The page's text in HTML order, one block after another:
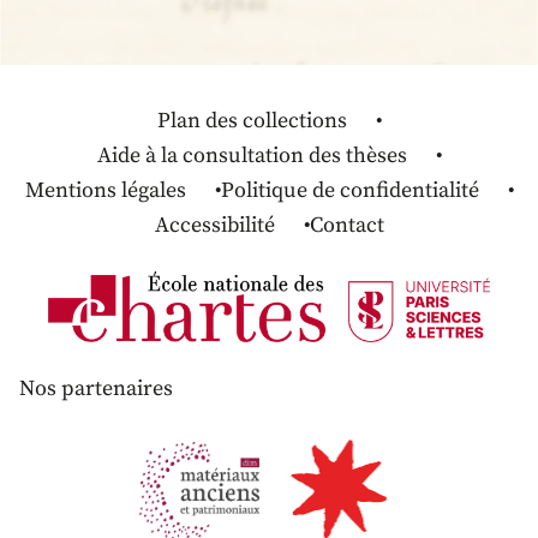
Plan des collections
Aide à la consultation des thèses
Mentions légales
Politique de confidentialité
Accessibilité
Contact
Nos partenaires